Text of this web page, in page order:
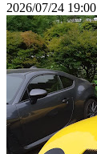
2026/07/24 19:00